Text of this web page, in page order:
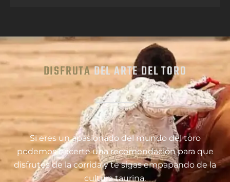
DISFRUTADEL ARTE DEL TORO
Si eres un apasionado del mundo del toro
podemos hacerte una recomendación para que
disfrutes de la corrida y te sigas empapando de la
cultura taurina.